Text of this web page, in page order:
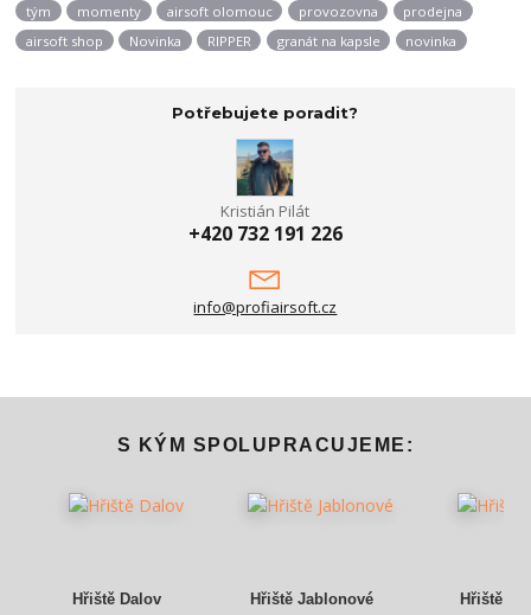
tým
momenty airsoft olomouc provozovna
prodejna
airsoft shop
Novinka RIPPER granát na kapsle novinka
Potřebujete poradit?
Kristián Pilát
+420 732 191 226
info@profiairsoft.cz
S KÝM SPOLUPRACUJEME:
Hřiště Dalov Hřiště Jablonové Hřiště